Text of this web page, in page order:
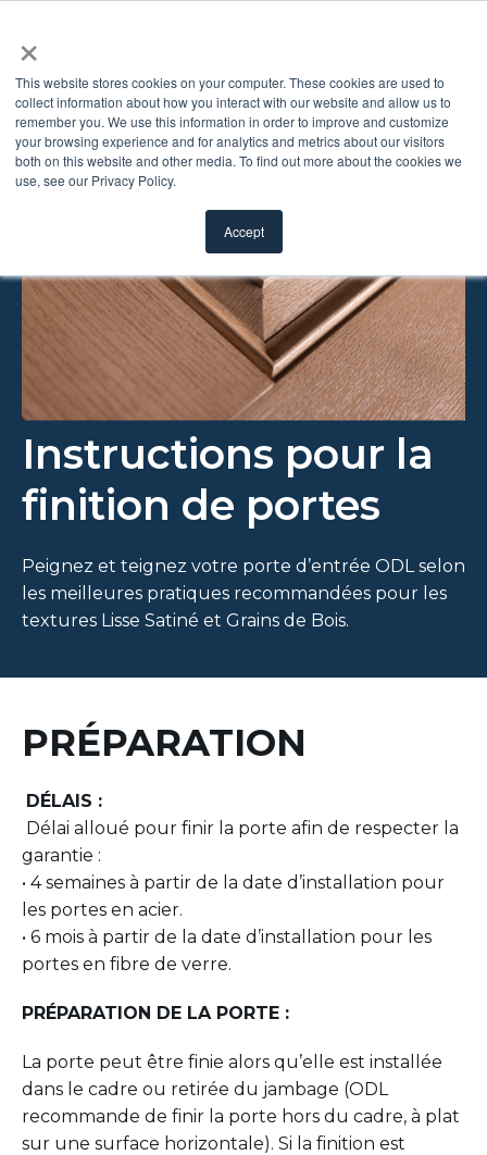
×
This website stores cookies on your computer. These cookies are used to
collect information about how you interact with our website and allow us to
remember you. We use this information in order to improve and customize
your browsing experience and for analytics and metrics about our visitors
both on this website and other media. To find out more about the cookies we
use, see our Privacy Policy.
Accept
Instructions pour la
finition de portes
Peignez et teignez votre porte d’entrée ODL selon
les meilleures pratiques recommandées pour les
textures Lisse Satiné et Grains de Bois.
PRÉPARATION
DÉLAIS :
Délai alloué pour finir la porte afin de respecter la
garantie :
• 4semaines à partir de la date d’installation pour
les portes en acier.
• 6 mois à partir de la date d’installation pour les
portes en fibre de verre.
PRÉPARATION DE LA PORTE :
La porte peut être finie alors qu’elle est installée
dans le cadre ou retirée du jambage (ODL
recommande de finir la porte hors du cadre, à plat
sur une surface horizontale). Si la finition est